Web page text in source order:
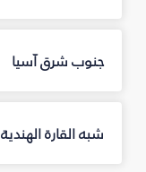
جنوب شرق آسيا
شبه القارة الهندية